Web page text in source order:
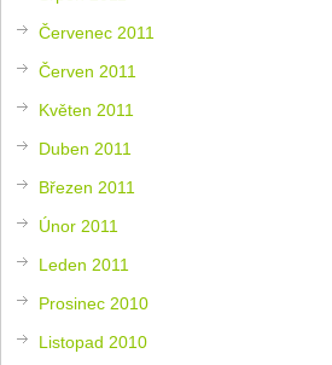
Červenec 2011
Červen 2011
Květen 2011
Duben 2011
Březen 2011
Únor 2011
Leden 2011
Prosinec 2010
Listopad 2010